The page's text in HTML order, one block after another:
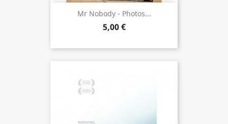
Mr Nobody - Photos...
5,00 €